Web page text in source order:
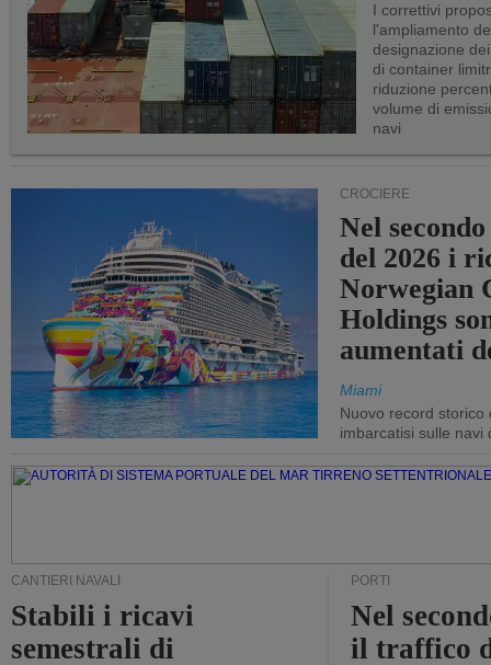
I correttivi
l'ampliamento
designazione
di container
riduzione
volume di
navi
CROCIERE
Nel
del 2026 i
Norwegian
Holdings
aumentati
Miami
Nuovo record storico
imbarcatisi sulle navi
CANTIERI NAVALI
Stabili i ricavi
semestrali di
PORTI
Nel
il traffico